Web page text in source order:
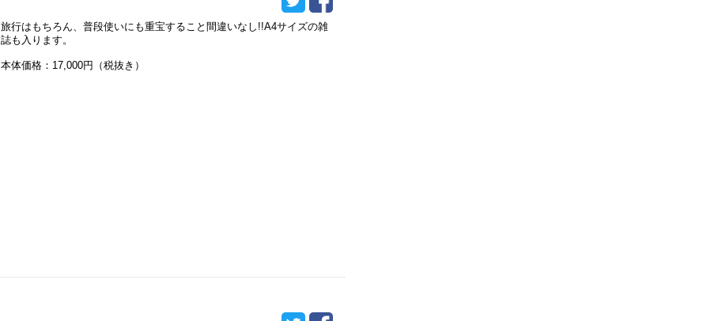
旅行はもちろん、普段使いにも重宝すること間違いなし!!A4サイズの雑
誌も入ります。
本体価格：17,000円（税抜き）